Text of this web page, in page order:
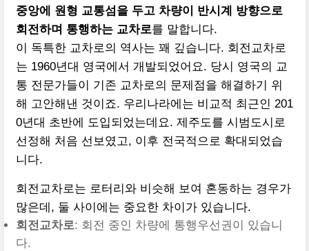
중앙에 원형 교통섬을 두고 차량이 반시계 방향으로
회전하며 통행하는 교차로를 말합니다.
이 독특한 교차로의 역사는 꽤 깊습니다. 회전교차로
는 1960년대 영국에서 개발되었어요. 당시 영국의 교
통 전문가들이 기존 교차로의 문제점을 해결하기 위
해 고안해낸 것이죠. 우리나라에는 비교적 최근인 201
0년대 초반에 도입되었는데요. 제주도를 시범도시로
선정해 처음 선보였고, 이후 전국적으로 확대되었습
니다.
회전교차로는 로터리와 비슷해 보여 혼동하는 경우가
많은데, 둘 사이에는 중요한 차이가 있습니다.
회전교차로: 회전 중인 차량에 통행우선권이 있습니
다.